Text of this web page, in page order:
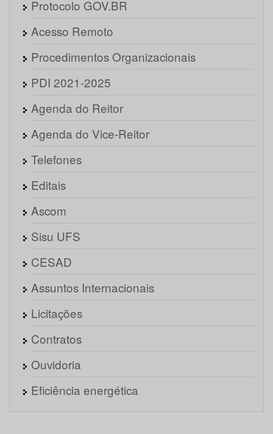
Protocolo GOV.BR
Acesso Remoto
Procedimentos Organizacionais
PDI 2021-2025
Agenda do Reitor
Agenda do Vice-Reitor
Telefones
Editais
Ascom
Sisu UFS
CESAD
Assuntos Internacionais
Licitações
Contratos
Ouvidoria
Eficiência energética